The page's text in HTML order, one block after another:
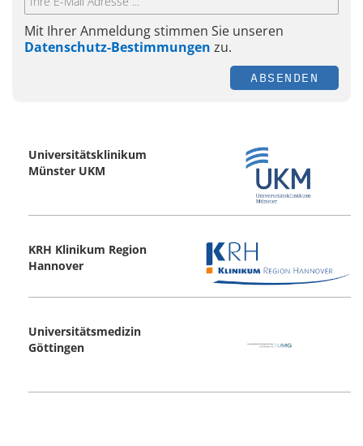
Mit Ihrer Anmeldung stimmen Sie unseren
Datenschutz-Bestimmungen zu.
ABSENDEN
Universitätsklinikum
Münster UKM
KRH Klinikum Region
Hannover
Universitätsmedizin
Göttingen